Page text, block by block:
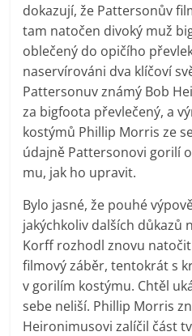
dokazují, že Pattersonův
tam natočen divoký muž
oblečený do opičího
naservírováni dva klíčoví
Pattersonuv známý Bob
za bigfoota převlečený, a
kostýmů Phillip Morris ze
údajně Pattersonovi gorilí
mu, jak ho upravit.
Bylo jasné, že pouhé
jakýchkoliv dalších důkazů
Korff rozhodl znovu
filmový záběr, tentokrát s
v gorilím kostýmu. Chtěl
sebe neliší. Phillip Morris
Heironimusovi zalíčil část